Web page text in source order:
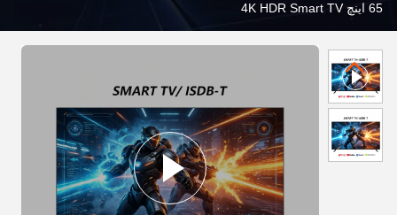
65 اینچ 4K HDR Smart TV